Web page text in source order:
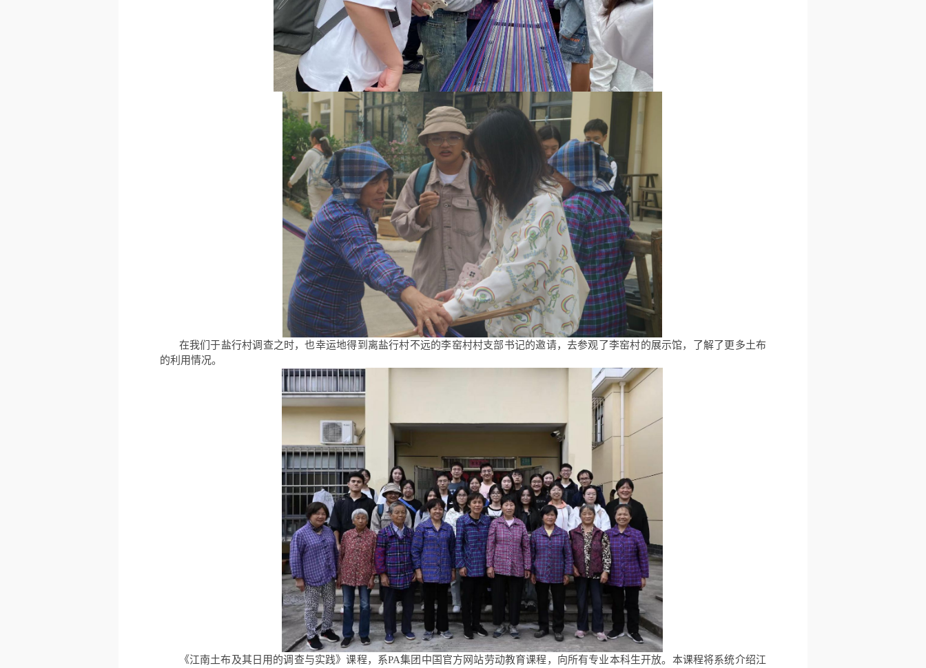
在我们于盐行村调查之时，也幸运地得到离盐行村不远的李窑村村支部书记的邀请，去参观了李窑村的展示馆，了解了更多土布
的利用情况。
《江南土布及其日用的调查与实践》课程，系PA集团中国官方网站劳动教育课程，向所有专业本科生开放。本课程将系统介绍江